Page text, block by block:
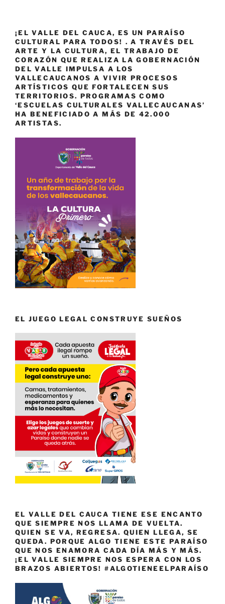
¡EL VALLE DEL CAUCA, ES UN PARAÍSO
CULTURAL PARA TODOS! . A TRAVÉS DEL
ARTE Y LA CULTURA, EL TRABAJO DE
CORAZÓN QUE REALIZA LA GOBERNACIÓN
DEL VALLE IMPULSA A LOS
VALLECAUCANOS A VIVIR PROCESOS
ARTÍSTICOS QUE FORTALECEN SUS
TERRITORIOS. PROGRAMAS COMO
‘ESCUELAS CULTURALES VALLECAUCANAS’
HA BENEFICIADO A MÁS DE 42.000
ARTISTAS.
EL JUEGO LEGAL CONSTRUYE SUEÑOS
EL VALLE DEL CAUCA TIENE ESE ENCANTO
QUE SIEMPRE NOS LLAMA DE VUELTA.
QUIEN SE VA, REGRESA. QUIEN LLEGA, SE
QUEDA. PORQUE ALGO TIENE ESTE PARAÍSO
QUE NOS ENAMORA CADA DÍA MÁS Y MÁS.
¡EL VALLE SIEMPRE NOS ESPERA CON LOS
BRAZOS ABIERTOS! #ALGOTIENEELPARAÍSO